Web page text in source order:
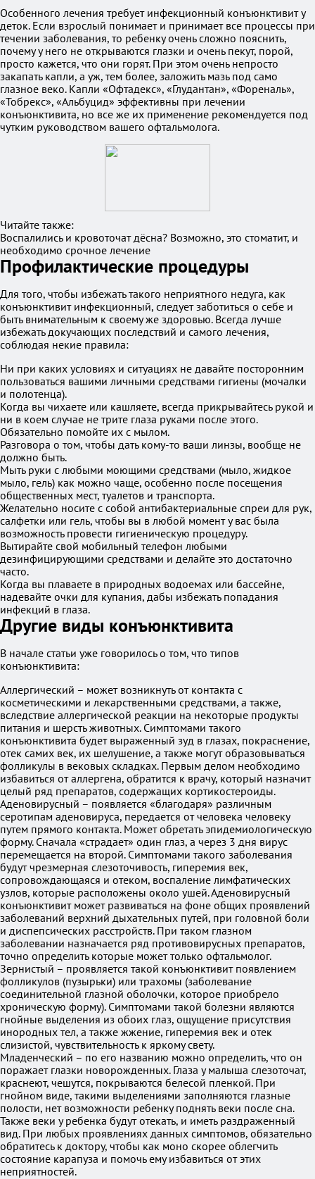
Особенного лечения требует инфекционный конъюнктивит у
деток. Если взрослый понимает и принимает все процессы при
течении заболевания, то ребенку очень сложно пояснить,
почему у него не открываются глазки и очень пекут, порой,
просто кажется, что они горят. При этом очень непросто
закапать капли, а уж, тем более, заложить мазь под само
глазное веко. Капли «Офтадекс», «Глудантан», «Фореналь»,
«Тобрекс», «Альбуцид» эффективны при лечении
конъюнктивита, но все же их применение рекомендуется под
чутким руководством вашего офтальмолога.
Читайте также:
Воспалились и кровоточат дёсна? Возможно, это стоматит, и
необходимо срочное лечение
Профилактические процедуры
Для того, чтобы избежать такого неприятного недуга, как
конъюнктивит инфекционный, следует заботиться о себе и
быть внимательным к своему же здоровью. Всегда лучше
избежать докучающих последствий и самого лечения,
соблюдая некие правила:
Ни при каких условиях и ситуациях не давайте посторонним
пользоваться вашими личными средствами гигиены (мочалки
и полотенца).
Когда вы чихаете или кашляете, всегда прикрывайтесь рукой и
ни в коем случае не трите глаза руками после этого.
Обязательно помойте их с мылом.
Разговора о том, чтобы дать кому-то ваши линзы, вообще не
должно быть.
Мыть руки с любыми моющими средствами (мыло, жидкое
мыло, гель) как можно чаще, особенно после посещения
общественных мест, туалетов и транспорта.
Желательно носите с собой антибактериальные спреи для рук,
салфетки или гель, чтобы вы в любой момент у вас была
возможность провести гигиеническую процедуру.
Вытирайте свой мобильный телефон любыми
дезинфицирующими средствами и делайте это достаточно
часто.
Когда вы плаваете в природных водоемах или бассейне,
надевайте очки для купания, дабы избежать попадания
инфекций в глаза.
Другие виды конъюнктивита
В начале статьи уже говорилось о том, что типов
конъюнктивита:
Аллергический – может возникнуть от контакта с
косметическими и лекарственными средствами, а также,
вследствие аллергической реакции на некоторые продукты
питания и шерсть животных. Симптомами такого
конъюнктивита будет выраженный зуд в глазах, покраснение,
отек самих век, их шелушение, а также могут образовываться
фолликулы в вековых складках. Первым делом необходимо
избавиться от аллергена, обратится к врачу, который назначит
целый ряд препаратов, содержащих кортикостероиды.
Аденовирусный – появляется «благодаря» различным
серотипам аденовируса, передается от человека человеку
путем прямого контакта. Может обретать эпидемиологическую
форму. Сначала «страдает» один глаз, а через 3 дня вирус
перемещается на второй. Симптомами такого заболевания
будут чрезмерная слезоточивость, гиперемия век,
сопровождающаяся и отеком, воспаление лимфатических
узлов, которые расположены около ушей. Аденовирусный
конъюнктивит может развиваться на фоне общих проявлений
заболеваний верхний дыхательных путей, при головной боли
и диспепсических расстройств. При таком глазном
заболевании назначается ряд противовирусных препаратов,
точно определить которые может только офтальмолог.
Зернистый – проявляется такой конъюнктивит появлением
фолликулов (пузырьки) или трахомы (заболевание
соединительной глазной оболочки, которое приобрело
хроническую форму). Симптомами такой болезни являются
гнойные выделения из обоих глаз, ощущение присутствия
инородных тел, а также жжение, гиперемия век и отек
слизистой, чувствительность к яркому свету.
Младенческий – по его названию можно определить, что он
поражает глазки новорожденных. Глаза у малыша слезоточат,
краснеют, чешутся, покрываются белесой пленкой. При
гнойном виде, такими выделениями заполняются глазные
полости, нет возможности ребенку поднять веки после сна.
Также веки у ребенка будут отекать, и иметь раздраженный
вид. При любых проявлениях данных симптомов, обязательно
обратитесь к доктору, чтобы как моно скорее облегчить
состояние карапуза и помочь ему избавиться от этих
неприятностей.